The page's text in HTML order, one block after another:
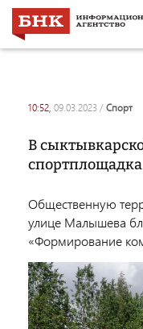
10:52, 09.03.2023 / спорт
В
спортплощадка
Общественную
улице Малышева
«Формирование